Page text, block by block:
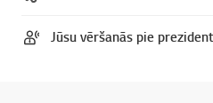
Jūsu vēršanās pie